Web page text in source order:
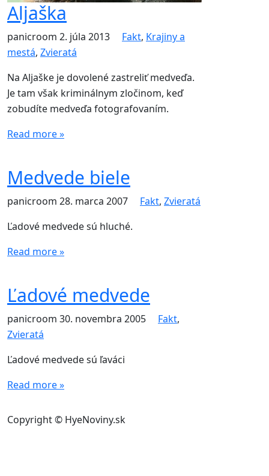
Aljaška
panicroom 2. júla 2013 Fakt, Krajiny a
mestá, Zvieratá
Na Aljaške je dovolené zastreliť medveďa.
Je tam však kriminálnym zločinom, keď
zobudíte medveďa fotografovaním.
Read more »
Medvede biele
panicroom 28. marca 2007 Fakt, Zvieratá
Ľadové medvede sú hluché.
Read more »
Ľadové medvede
panicroom 30. novembra 2005 Fakt,
Zvieratá
Ľadové medvede sú ľaváci
Read more »
Copyright © HyeNoviny.sk